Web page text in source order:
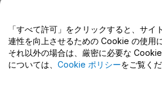
ヘルプセンター / こちらま
「すべて許可」をクリックすると、サ
連性を向上させるための Cookie の使用
それ以外の場合は、厳密に必要な
については、 Cookie ポリシーをご覧くだ